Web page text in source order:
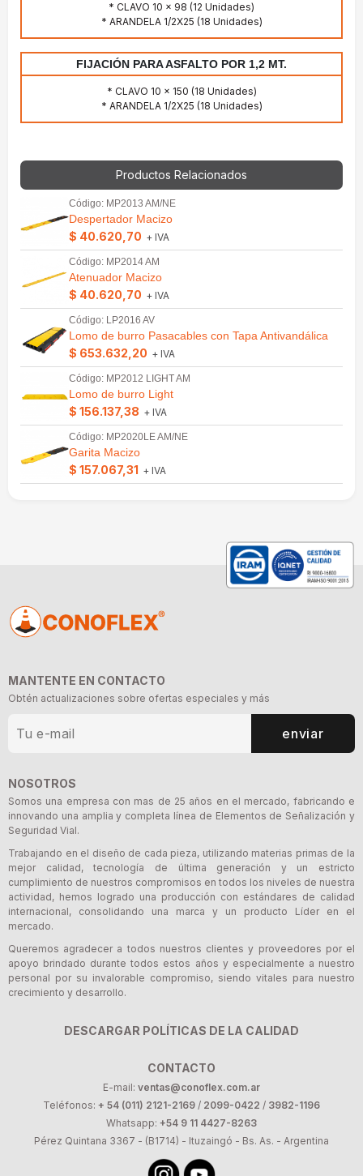
* CLAVO 10 x 98 (12 Unidades)
* ARANDELA 1/2X25 (18 Unidades)
FIJACIÓN PARA ASFALTO POR 1,2 MT.
* CLAVO 10 x 150 (18 Unidades)
* ARANDELA 1/2X25 (18 Unidades)
Productos Relacionados
Código: MP2013 AM/NE
Despertador Macizo
$ 40.620,70 + IVA
Código: MP2014 AM
Atenuador Macizo
$ 40.620,70 + IVA
Código: LP2016 AV
Lomo de burro Pasacables con Tapa Antivandálica
$ 653.632,20 + IVA
Código: MP2012 LIGHT AM
Lomo de burro Light
$ 156.137,38 + IVA
Código: MP2020LE AM/NE
Garita Macizo
$ 157.067,31 + IVA
MANTENTE EN CONTACTO
Obtén actualizaciones sobre ofertas especiales y más
enviar
NOSOTROS
Somos una empresa con mas de 25 años en el mercado, fabricando e
innovando una amplia y completa línea de Elementos de Señalización y
Seguridad Vial.
Trabajando en el diseño de cada pieza, utilizando materias primas de la
mejor calidad, tecnología de última generación y un estricto
cumplimiento de nuestros compromisos en todos los niveles de nuestra
actividad, hemos logrado una producción con estándares de calidad
internacional, consolidando una marca y un producto Líder en el
mercado.
Queremos agradecer a todos nuestros clientes y proveedores por el
apoyo brindado durante todos estos años y especialmente a nuestro
personal por su invalorable compromiso, siendo vitales para nuestro
crecimiento y desarrollo.
DESCARGAR POLÍTICAS DE LA CALIDAD
CONTACTO
E-mail: ventas@conoflex.com.ar
Teléfonos: + 54 (011) 2121-2169 / 2099-0422 / 3982-1196
Whatsapp: +54 9 11 4427-8263
Pérez Quintana 3367 - (B1714) - Ituzaingó - Bs. As. - Argentina